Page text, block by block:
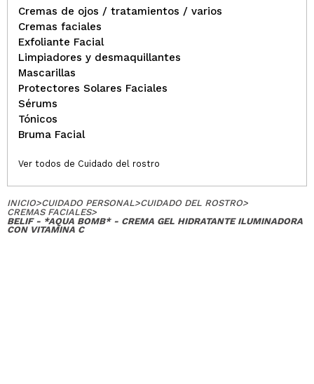
Cremas de ojos / tratamientos / varios
Cremas faciales
Exfoliante Facial
Limpiadores y desmaquillantes
Mascarillas
Protectores Solares Faciales
Sérums
Tónicos
Bruma Facial
Ver todos de Cuidado del rostro
INICIO>CUIDADO PERSONAL>CUIDADO DEL ROSTRO>
CREMAS FACIALES>
BELIF - *AQUA BOMB* - CREMA GEL HIDRATANTE ILUMINADORA
CON VITAMINA C